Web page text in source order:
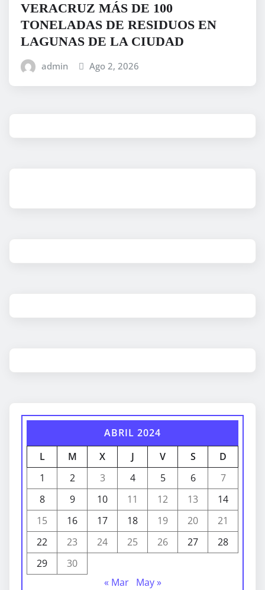
VERACRUZ MÁS DE 100
TONELADAS DE RESIDUOS EN
LAGUNAS DE LA CIUDAD
admin Ago 2, 2026
ABRIL 2024
L
M X J V S
D
1
2 3 4 5 6
7
8
9 10 11 12 13
14
15
16 17 18 19 20
21
22
23 24 25 26 27
28
29
30
« Mar
May »